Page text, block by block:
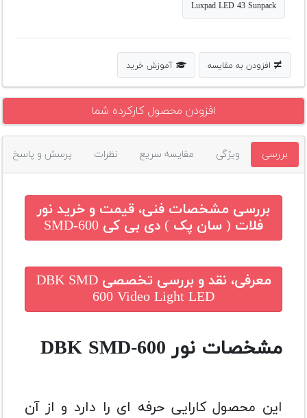
Luxpad LED 43 Sunpack
افزودن به مقایسه آموزش خرید
افزودن محصول کارکرده شما
بررسی ویژگی مقایسه سریع نظرات پرسش و پاسخ
بررسی مشخصات فنی، قیمت و خرید نور
فلات ( سان پک ) دی بی کی SMD-600
معرفی، نقد و بررسی تخصصیDBK SMD
600 Video Light LED
مشخصات نور DBK SMD-600
این محصول کارایی حرفه ای را دارد و از آن